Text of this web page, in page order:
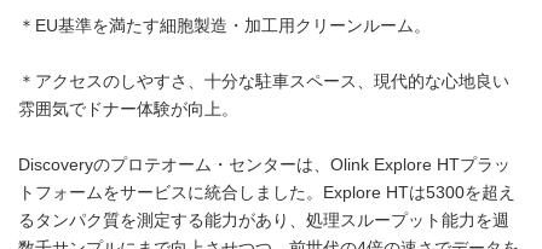
＊EU基準を満たす細胞製造・加工用クリーンルーム。
＊アクセスのしやすさ、十分な駐車スペース、現代的な心地良い
雰囲気でドナー体験が向上。
Discoveryのプロテオーム・センターは、Olink Explore HTプラッ
トフォームをサービスに統合しました。Explore HTは5300を超え
るタンパク質を測定する能力があり、処理スループット能力を週